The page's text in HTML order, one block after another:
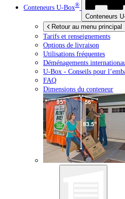
Conteneurs U-Box®
Conteneurs
Retour au menu principal
Tarifs et renseignements
Options de livraison
Utilisations fréquentes
Déménagements
U-Box - Conseils pour
FAQ
Dimensions du conteneur